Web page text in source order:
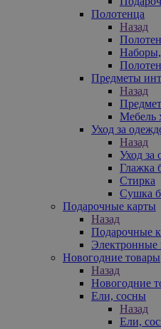
Полотенца
Назад
Наборы,
Предметы
Назад
Мебель
Уход за
Назад
Уход за
Глажка
Стирка
Сушка
Подарочные карты
Назад
Подарочные
Электронные
Новогодние товары
Назад
Новогодние
Ели, сосны
Назад
Ели,